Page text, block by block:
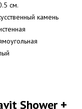
см.
камень
Shower +